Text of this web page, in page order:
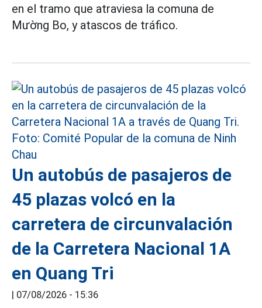
en el tramo que atraviesa la comuna de
Mường Bo, y atascos de tráfico.
Un autobús de pasajeros de
45 plazas volcó en la
carretera de circunvalación
de la Carretera Nacional 1A
en Quang Tri
| 07/08/2026 - 15:36